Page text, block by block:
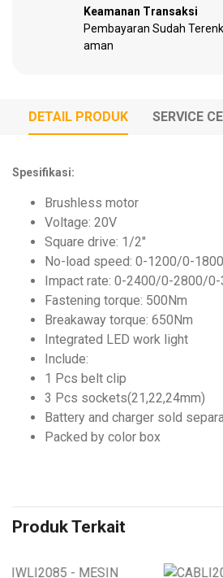
Keamanan Transaksi
Pembayaran Sudah
aman
DETAIL PRODUK SERVICE
Spesifikasi:
Brushless motor
Voltage: 20V
Square drive: 1/2"
No-load speed: 0-1200/0-
Impact rate: 0-2400/0-2800/0-
Fastening torque: 500Nm
Breakaway torque: 650Nm
Integrated LED work light
Include:
1 Pcs belt clip
3 Pcs sockets(21,22,24mm)
Battery and charger sold
Packed by color box
Produk Terkait